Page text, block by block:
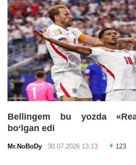
Bellingem bu yozda
bo‘lgan edi
Mr.NoBoDy 30.07.2026 13:13 123